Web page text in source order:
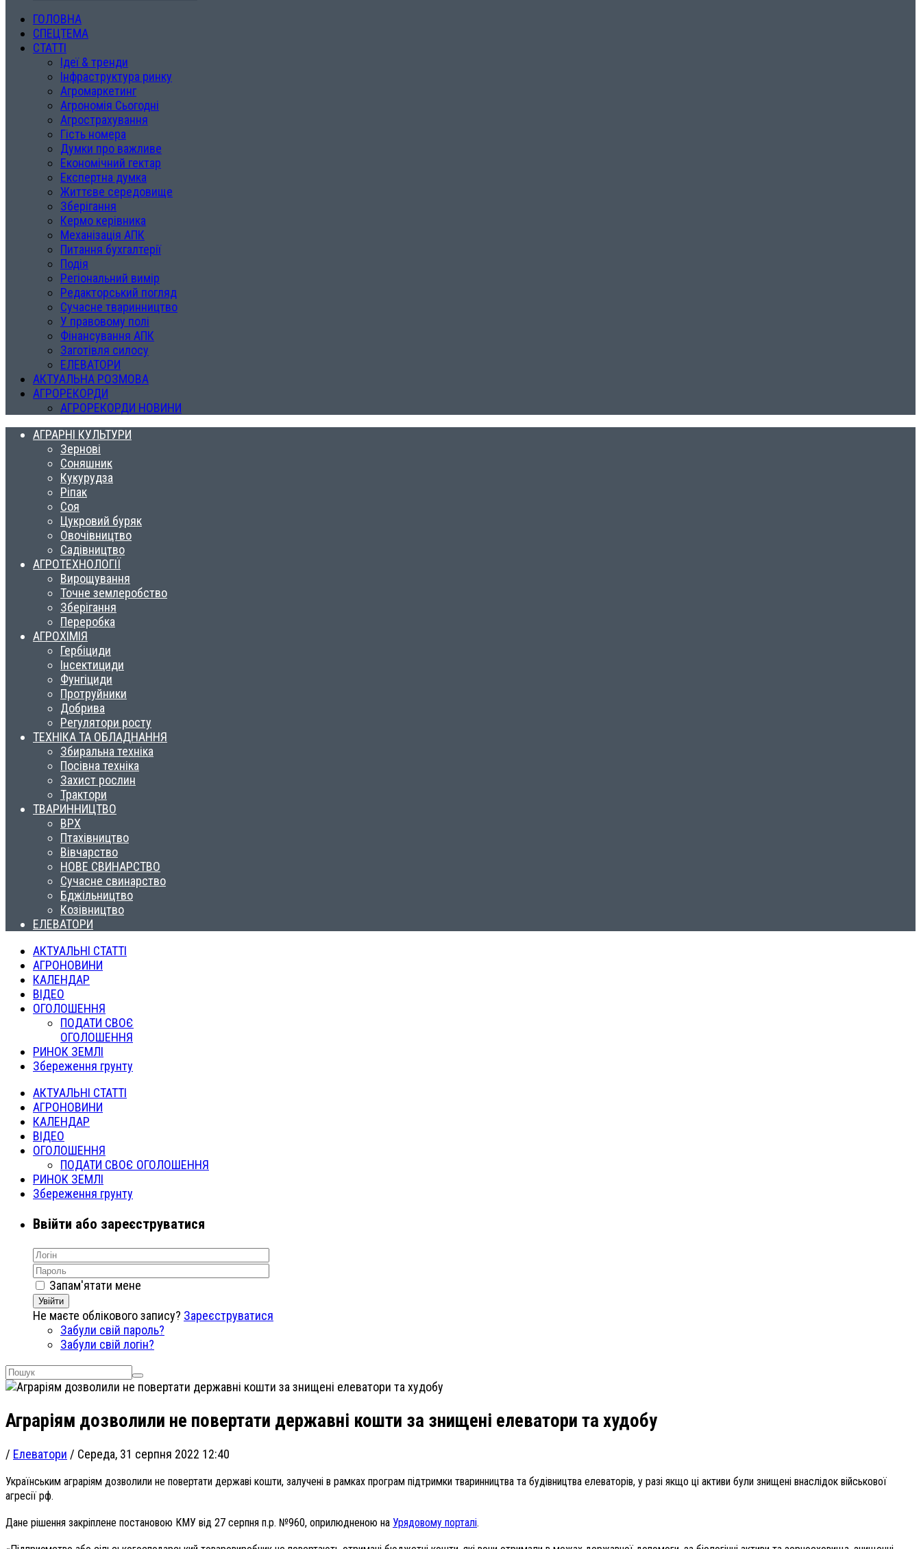
ГОЛОВНА
СПЕЦТЕМА
СТАТТІ
Ідеї & тренди
Інфраструктура ринку
Агромаркетинг
Агрономія Сьогодні
Агрострахування
Гість номера
Думки про важливе
Економічний гектар
Експертна думка
Життєве середовище
Зберігання
Кермо керівника
Механізація АПК
Питання бухгалтерії
Подія
Регіональний вимір
Редакторський погляд
Сучасне тваринництво
У правовому полі
Фінансування АПК
Заготівля силосу
ЕЛЕВАТОРИ
АКТУАЛЬНА РОЗМОВА
АГРОРЕКОРДИ
АГРОРЕКОРДИ НОВИНИ
АГРАРНІ КУЛЬТУРИ
Зернові
Соняшник
Кукурудза
Ріпак
Соя
Цукровий буряк
Овочівництво
Садівництво
АГРОТЕХНОЛОГІЇ
Вирощування
Точне землеробство
Зберігання
Переробка
АГРОХІМІЯ
Гербіциди
Інсектициди
Фунгіциди
Протруйники
Добрива
Регулятори росту
ТЕХНІКА ТА ОБЛАДНАННЯ
Збиральна техніка
Посівна техніка
Захист рослин
Трактори
ТВАРИННИЦТВО
ВРХ
Птахівництво
Вівчарство
НОВЕ СВИНАРСТВО
Сучасне свинарство
Бджільництво
Козівництво
ЕЛЕВАТОРИ
АКТУАЛЬНІ СТАТТІ
АГРОНОВИНИ
КАЛЕНДАР
ВІДЕО
ОГОЛОШЕННЯ
ПОДАТИ СВОЄ
ОГОЛОШЕННЯ
РИНОК ЗЕМЛІ
Збереження грунту
АКТУАЛЬНІ СТАТТІ
АГРОНОВИНИ
КАЛЕНДАР
ВІДЕО
ОГОЛОШЕННЯ
ПОДАТИ СВОЄ ОГОЛОШЕННЯ
РИНОК ЗЕМЛІ
Збереження грунту
Ввійти або зареєструватися
Запам'ятати мене
Увійти
Не маєте облікового запису? Зареєструватися
Забули свій пароль?
Забули свій логін?
Аграріям дозволили не повертати державні кошти за знищені елеватори та худобу
/ Елеватори / Середа, 31 серпня 2022 12:40
Українським аграріям дозволили не повертати державі кошти, залучені в рамках програм підтримки тваринництва та будівництва елеваторів, у разі якщо ці активи були знищені внаслідок військової
агресії рф.
Дане рішення закріплене постановою КМУ від 27 серпня п.р. №960, оприлюдненою на Урядовому порталі.